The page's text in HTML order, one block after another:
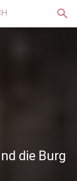
die Burg